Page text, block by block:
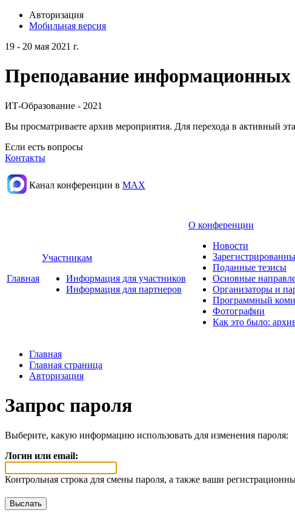
Авторизация
Мобильная версия
19 - 20 мая 2021 г.
Преподавание информационных
ИТ-Образование - 2021
Вы просматриваете архив мероприятия. Для перехода в активный
Если есть вопросы
Контакты
Канал конференции в МАХ
Главная
Участникам
Информация для участников
Информация для партнеров
О конференции
Новости
Поданные тезисы
Основные
Организаторы и
Программный
Фотографии
Как это было:
Главная
Главная страница
Авторизация
Запрос пароля
Выберите, какую информацию использовать для изменения пароля:
Логин или email:
Контрольная строка для смены пароля, а также ваши